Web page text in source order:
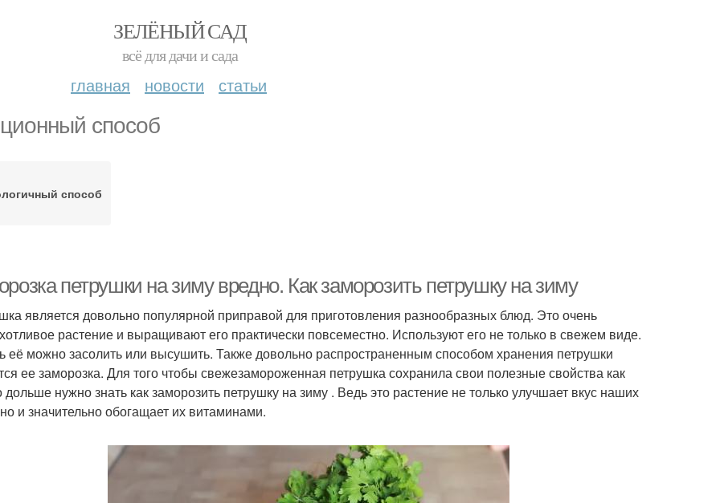
ЗЕЛЁНЫЙ САД
всё для дачи и сада
главная новости статьи
способ
способ
петрушки на зиму вредно. Как заморозить петрушку на зиму
является довольно популярной приправой для приготовления разнообразных блюд. Это очень
растение и выращивают его практически повсеместно. Используют его не только в свежем виде.
её можно засолить или высушить. Также довольно распространенным способом хранения петрушки
ее заморозка. Для того чтобы свежезамороженная петрушка сохранила свои полезные свойства как
нужно знать как заморозить петрушку на зиму . Ведь это растение не только улучшает вкус наших
и значительно обогащает их витаминами.